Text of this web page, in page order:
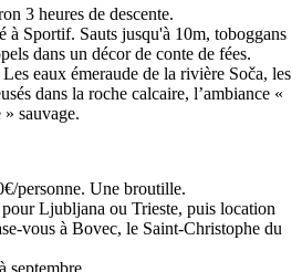
3 heures de descente.
à Sportif. Sauts jusqu'à 10m, toboggans
dans un décor de conte de fées.
Les eaux émeraude de la rivière Soča, les
dans la roche calcaire, l’ambiance «
sauvage.
personne. Une broutille.
Ljubljana ou Trieste, puis location
vous à Bovec, le Saint-Christophe du
septembre.